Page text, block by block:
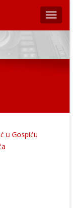
u Gospiću